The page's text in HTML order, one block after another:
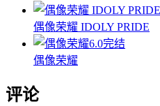
偶像荣耀 IDOLY PRIDE
6.0完结
偶像荣耀
评论